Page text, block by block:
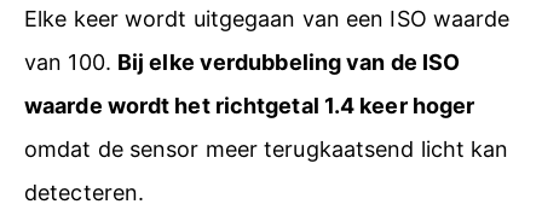
Elke keer wordt uitgegaan van een ISO waarde
van 100. Bij elke verdubbeling van de ISO
waarde wordt het richtgetal 1.4 keer hoger
omdat de sensor meer terugkaatsend licht kan
detecteren.